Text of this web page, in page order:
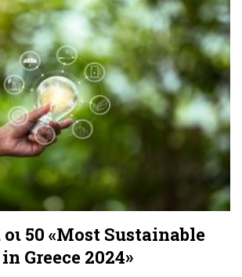
οι 50 «Most Sustainable
Greece 2024»